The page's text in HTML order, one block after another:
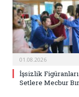
01.08.2026
İşsizlik
Setlere Mecbur